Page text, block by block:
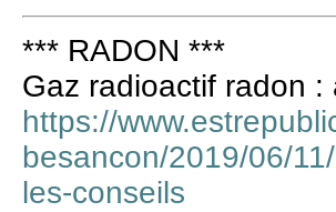
*** RADON ***
Gaz radioactif radon
https://
besancon/2019/06/
les-conseils